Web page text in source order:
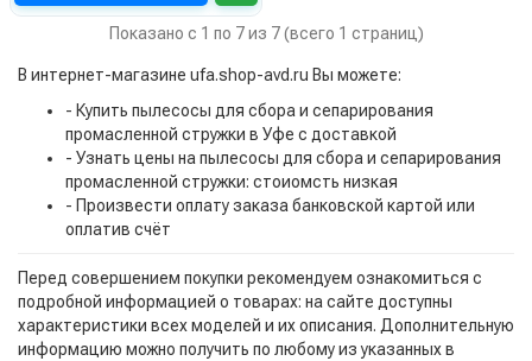
Показано с 1 по 7 из 7 (всего 1 страниц)
В интернет-магазине ufa.shop-avd.ru Вы можете:
- Купить пылесосы для сбора и сепарирования
промасленной стружки в Уфе с доставкой
- Узнать цены на пылесосы для сбора и сепарирования
промасленной стружки: стоиомсть низкая
- Произвести оплату заказа банковской картой или
оплатив счёт
Перед совершением покупки рекомендуем ознакомиться с
подробной информацией о товарах: на сайте доступны
характеристики всех моделей и их описания. Дополнительную
информацию можно получить по любому из указанных в